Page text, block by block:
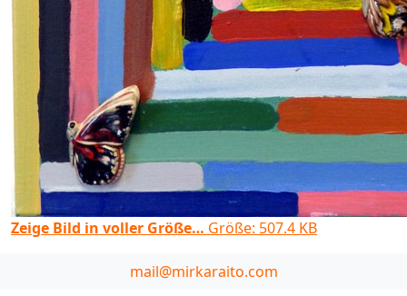
Zeige Bild in voller Größe… Größe: 507.4 KB
mail@mirkaraito.com